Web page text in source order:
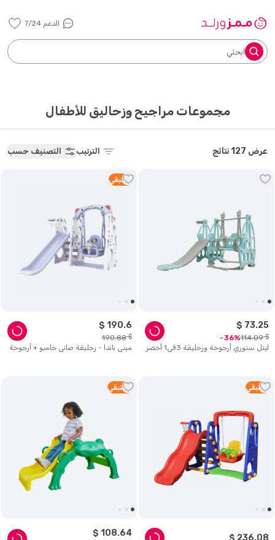
الدعم 7/24
ابحثي
مجموعات مراجيح وزحاليق للأطفال
عرض 127 نتائج الترتيب التصنيف حسب
ليتل ستوري أرجوحة وزحليقة 3في1 أخضر
$ 73.25
$
114.09
36
1 متبقي
ميني باندا - زحليقة صاني جامبو + أرجوحة
$ 190.6
$
190.88
1 متبقي
$ 236.08
2 متبقي
$ 108.64